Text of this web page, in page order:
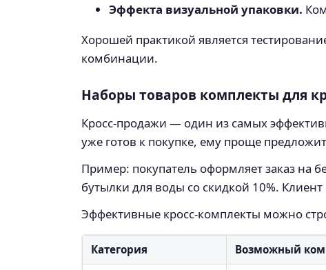
Эффекта визуальной упаковки.
Хорошей практикой является
комбинации.
Наборы товаров комплекты для
Кросс-продажи — один из самых
уже готов к покупке, ему проще
Пример: покупатель оформляет заказ на
бутылки для воды со скидкой 10%.
Эффективные кросс-комплекты можно
Категория Возможный